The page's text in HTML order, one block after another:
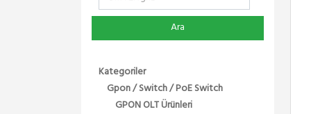
Ara
Kategoriler
Gpon / Switch / PoE Switch
GPON OLT Ürünleri